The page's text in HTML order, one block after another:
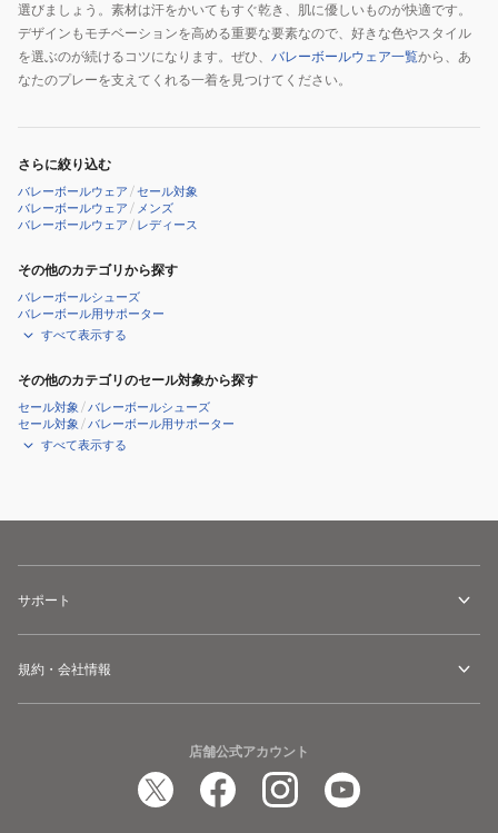
選びましょう。素材は汗をかいてもすぐ乾き、肌に優しいものが快適です。
デザインもモチベーションを高める重要な要素なので、好きな色やスタイル
を選ぶのが続けるコツになります。ぜひ、 バレーボールウェア一覧から、あ
なたのプレーを支えてくれる一着を見つけてください。
さらに絞り込む
バレーボールウェア /セール対象
バレーボールウェア / メンズ
バレーボールウェア / レディース
その他のカテゴリから探す
バレーボールシューズ
バレーボール用サポーター
すべて表示する
その他のカテゴリのセール対象から探す
セール対象 /バレーボールシューズ
セール対象 /バレーボール用サポーター
すべて表示する
サポート
規約・会社情報
店舗公式アカウント